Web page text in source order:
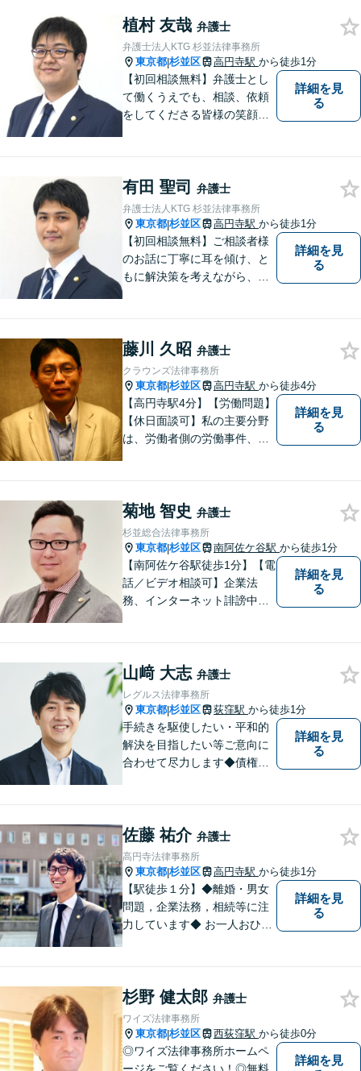
故、不動産問題等はご相談く
ださい！法テラス対応です。
植村 友哉 弁護士
弁護士法人KTG 杉並法律事務所
東京都|杉並区 高円寺駅 から徒歩1分
【初回相談無料】弁護士とし
て働くうえでも、相談、依頼
をしてくださる皆様の笑顔を
す。【夜間や休日相談も対応
可能】【メール・WEB面談
可】
詳細を見
る
有田 聖司 弁護士
弁護士法人KTG 杉並法律事務所
東京都|杉並区 高円寺駅 から徒歩1分
【初回相談無料】ご相談者様
のお話に丁寧に耳を傾け、と
もに解決策を考えながら、納
う日々精進して参ります。
【夜間や休日相談も対応可
能】【メール・WEB面談可】
詳細を見
る
藤川 久昭 弁護士
クラウンズ法律事務所
東京都|杉並区 高円寺駅 から徒歩4分
【高円寺駅4分】【労働問題】
【休日面談可】私の主要分野
は、労働者側の労働事件、企
件を数多く担当しています。
依頼人さまにとって、最大限
の効用を得られるように頑張
っています。
詳細を見
る
菊地 智史 弁護士
杉並総合法律事務所
東京都|杉並区 南阿佐ケ谷駅 から徒歩1分
【南阿佐ケ谷駅徒歩1分】【電
話／ビデオ相談可】企業法
務、インターネット誹謗中
いのかな」と迷われている方
は、どうぞご遠慮なく私にご
相談ください【法テラス利用
可】
詳細を見
る
山﨑 大志 弁護士
レグルス法律事務所
東京都|杉並区 荻窪駅 から徒歩1分
手続きを駆使したい・平和的
解決を目指したい等ご意向に
合わせて尽力します◆債権回
電気工事等】【請負代金、売
掛代金】今すぐにお電話くだ
さい。
詳細を見
る
佐藤 祐介 弁護士
高円寺法律事務所
東京都|杉並区 高円寺駅 から徒歩1分
【駅徒歩１分】◆離婚・男女
問題，企業法務，相続等に注
力しています◆ お一人おひと
詳細を見
る
杉野 健太郎 弁護士
ワイズ法律事務所
東京都|杉並区 西荻窪駅 から徒歩0分
◎ワイズ法律事務所ホームペ
詳細を見